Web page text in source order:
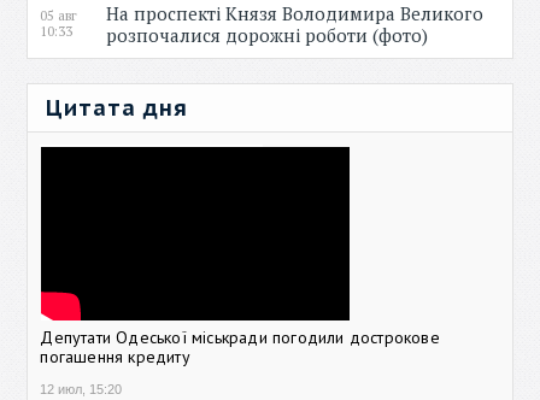
05 авг
10:33
На проспекті Князя Володимира Великого
розпочалися дорожні роботи (фото)
Цитата дня
Депутати Одеської міськради погодили дострокове
погашення кредиту
12 июл, 15:20